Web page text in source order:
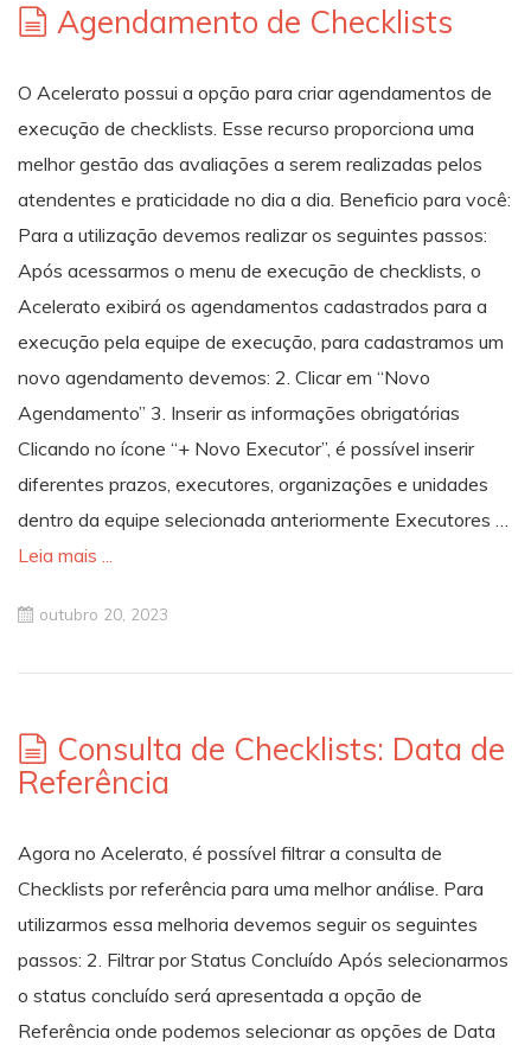
Agendamento de Checklists
O Acelerato possui a opção para criar agendamentos de
execução de checklists. Esse recurso proporciona uma
melhor gestão das avaliações a serem realizadas pelos
atendentes e praticidade no dia a dia. Beneficio para você:
Para a utilização devemos realizar os seguintes passos:
Após acessarmos o menu de execução de checklists, o
Acelerato exibirá os agendamentos cadastrados para a
execução pela equipe de execução, para cadastramos um
novo agendamento devemos: 2. Clicar em “Novo
Agendamento” 3. Inserir as informações obrigatórias
Clicando no ícone “+ Novo Executor”, é possível inserir
diferentes prazos, executores, organizações e unidades
dentro da equipe selecionada anteriormente Executores …
Leia mais ...
outubro 20, 2023
Consulta de Checklists: Data de
Referência
Agora no Acelerato, é possível filtrar a consulta de
Checklists por referência para uma melhor análise. Para
utilizarmos essa melhoria devemos seguir os seguintes
passos: 2. Filtrar por Status Concluído Após selecionarmos
o status concluído será apresentada a opção de
Referência onde podemos selecionar as opções de Data